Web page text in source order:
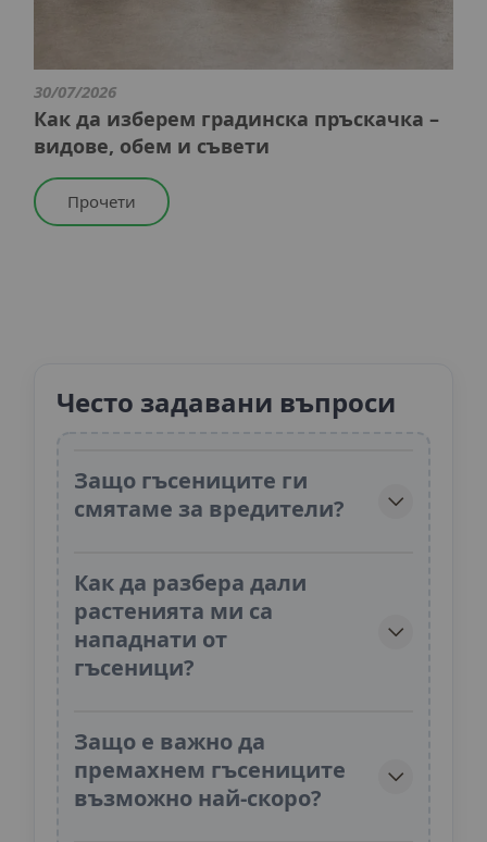
30/07/2026
Как да изберем градинска пръскачка –
видове, обем и съвети
Прочети
Често задавани въпроси
Защо гъсениците ги
смятаме за вредители?
Как да разбера дали
растенията ми са
нападнати от
гъсеници?
Защо е важно да
премахнем гъсениците
възможно най-скоро?